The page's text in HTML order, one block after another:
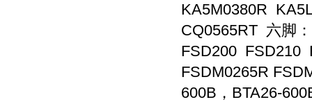
KA5M0380R
CQ0565RT 六脚
FSD200 FSD210
FSDM0265R
600B，BTA26-